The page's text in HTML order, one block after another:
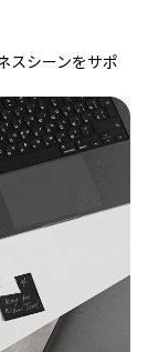
スシーンをサポ